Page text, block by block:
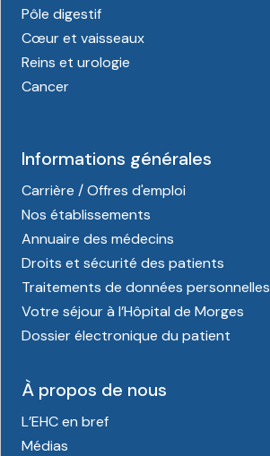
Pôle digestif
Cœur et vaisseaux
Reins et urologie
Cancer
Informations générales
Carrière / Offres d'emploi
Nos établissements
Annuaire des médecins
Droits et sécurité des patients
Traitements de données personnelles
Votre séjour à l’Hôpital de Morges
Dossier électronique du patient
À propos de nous
L’EHC en bref
Médias